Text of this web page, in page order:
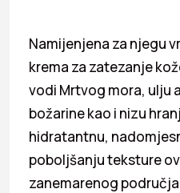
Namijenjena za njegu
krema za zatezanje
vodi Mrtvog mora, ulju
božarine kao i nizu
hidratantnu,
poboljšanju teksture
zanemarenog